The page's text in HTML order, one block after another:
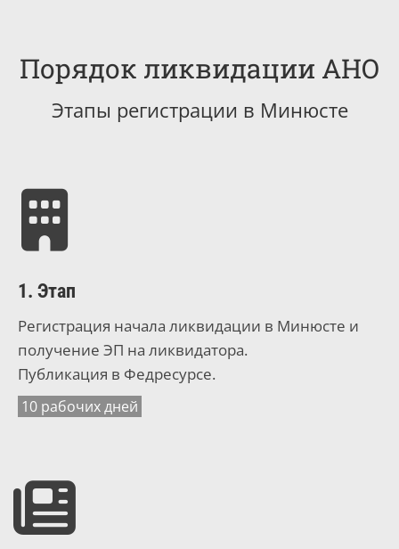
Порядок ликвидации АНО
Этапы регистрации в Минюсте
1. Этап
Регистрация начала ликвидации в Минюсте и
получение ЭП на ликвидатора.
Публикация в Федресурсе.
10 рабочих дней